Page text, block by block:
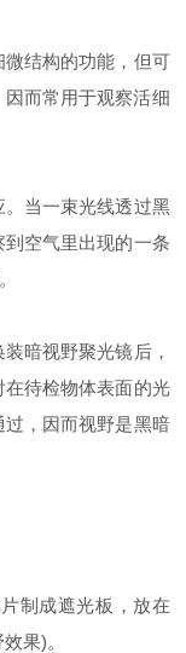
结构的功能，但可
而常用于观察活细
当一束光线透过黑
空气里出现的一条
暗视野聚光镜后，
待检物体表面的光
，因而视野是黑暗
制成遮光板，放在
果)。